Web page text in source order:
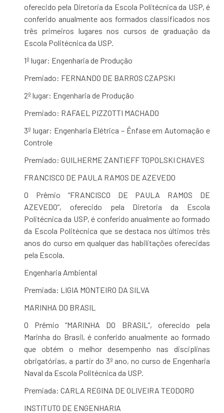
oferecido pela Diretoria da Escola Politécnica da USP, é
conferido anualmente aos formados classificados nos
três primeiros lugares nos cursos de graduação da
Escola Politécnica da USP.
1º lugar: Engenharia de Produção
Premiado: FERNANDO DE BARROS CZAPSKI
2º lugar: Engenharia de Produção
Premiado: RAFAEL PIZZOTTI MACHADO
3º lugar: Engenharia Elétrica – Ênfase em Automação e
Controle
Premiado: GUILHERME ZANTIEFF TOPOLSKI CHAVES
FRANCISCO DE PAULA RAMOS DE AZEVEDO
O Prêmio “FRANCISCO DE PAULA RAMOS DE
AZEVEDO”, oferecido pela Diretoria da Escola
Politécnica da USP, é conferido anualmente ao formado
da Escola Politécnica que se destaca nos últimos três
anos do curso em qualquer das habilitações oferecidas
pela Escola.
Engenharia Ambiental
Premiada: LIGIA MONTEIRO DA SILVA
MARINHA DO BRASIL
O Prêmio “MARINHA DO BRASIL”, oferecido pela
Marinha do Brasil, é conferido anualmente ao formado
que obtém o melhor desempenho nas disciplinas
obrigatórias, a partir do 3º ano, no curso de Engenharia
Naval da Escola Politécnica da USP.
Premiada: CARLA REGINA DE OLIVEIRA TEODORO
INSTITUTO DE ENGENHARIA